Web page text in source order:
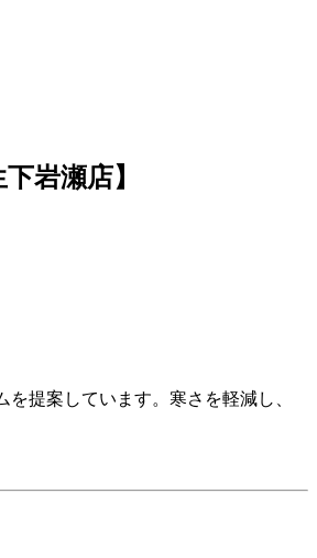
岩瀬店】
提案しています。寒さを軽減し、